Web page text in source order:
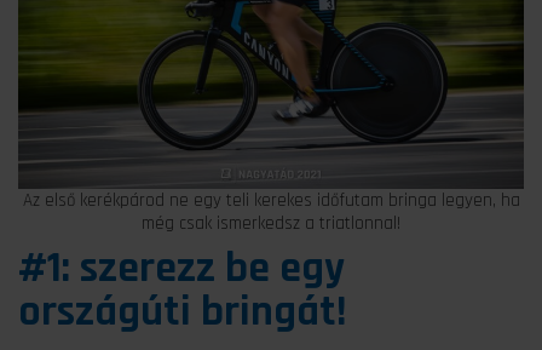
Az első kerékpárod ne egy teli kerekes időfutam bringa legyen, ha
még csak ismerkedsz a triatlonnal!
#1: szerezz be egy
országúti bringát!